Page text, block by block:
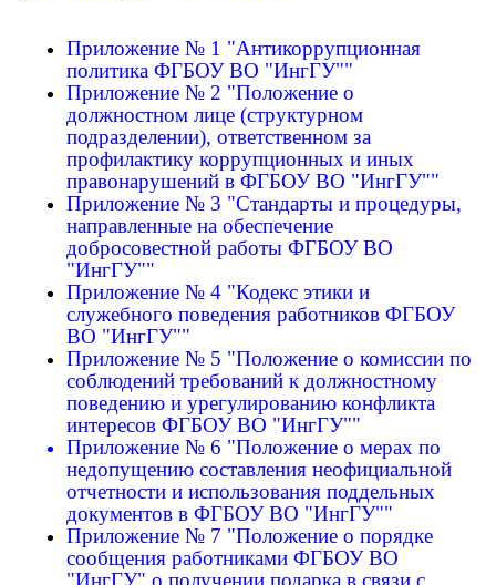
Приложение № 1 "Антикоррупционная
политика ФГБОУ ВО "ИнгГУ""
Приложение № 2 "Положение о
должностном лице (структурном
подразделении), ответственном за
профилактику коррупционных и иных
правонарушений в ФГБОУ ВО "ИнгГУ""
Приложение № 3 "Стандарты и процедуры,
направленные на обеспечение
добросовестной работы ФГБОУ ВО
"ИнгГУ""
Приложение № 4 "Кодекс этики и
служебного поведения работников ФГБОУ
ВО "ИнгГУ""
Приложение № 5 "Положение о комиссии по
соблюдений требований к должностному
поведению и урегулированию конфликта
интересов ФГБОУ ВО "ИнгГУ""
Приложение № 6 "Положение о мерах по
недопущению составления неофициальной
отчетности и использования поддельных
документов в ФГБОУ ВО "ИнгГУ""
Приложение № 7 "Положение о порядке
сообщения работниками ФГБОУ ВО
"ИнгГУ" о получении подарка в связи с